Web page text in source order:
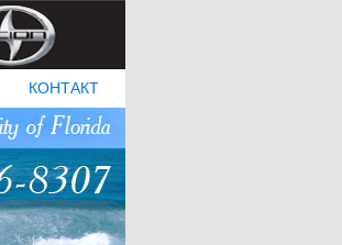
КОНТАКТ